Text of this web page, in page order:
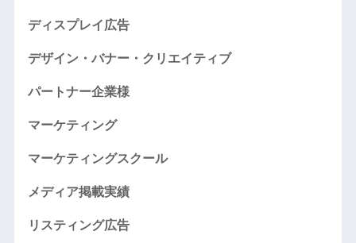
ディスプレイ広告
デザイン・バナー・クリエイティブ
パートナー企業様
マーケティング
マーケティングスクール
メディア掲載実績
リスティング広告